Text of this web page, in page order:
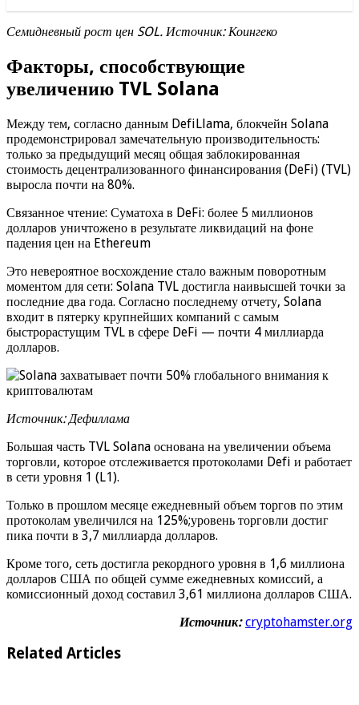
Семидневный рост цен SOL. Источник: Коингеко
Факторы, способствующие
увеличению TVL Solana
Между тем, согласно данным DefiLlama, блокчейн Solana
продемонстрировал замечательную производительность:
только за предыдущий месяц общая заблокированная
стоимость децентрализованного финансирования (DeFi) (TVL)
выросла почти на 80%.
Связанное чтение: Суматоха в DeFi: более 5 миллионов
долларов уничтожено в результате ликвидаций на фоне
падения цен на Ethereum
Это невероятное восхождение стало важным поворотным
моментом для сети: Solana TVL достигла наивысшей точки за
последние два года. Согласно последнему отчету, Solana
входит в пятерку крупнейших компаний с самым
быстрорастущим TVL в сфере DeFi — почти 4 миллиарда
долларов.
Источник: Дефиллама
Большая часть TVL Solana основана на увеличении объема
торговли, которое отслеживается протоколами Defi и работает
в сети уровня 1 (L1).
Только в прошлом месяце ежедневный объем торгов по этим
протоколам увеличился на 125%;уровень торговли достиг
пика почти в 3,7 миллиарда долларов.
Кроме того, сеть достигла рекордного уровня в 1,6 миллиона
долларов США по общей сумме ежедневных комиссий, а
комиссионный доход составил 3,61 миллиона долларов США.
Источник: cryptohamster.org
Related Articles